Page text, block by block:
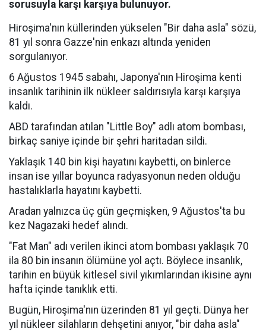
sorusuyla karşı karşıya bulunuyor.
Hiroşima'nın küllerinden yükselen "Bir daha asla" sözü,
81 yıl sonra Gazze'nin enkazı altında yeniden
sorgulanıyor.
6 Ağustos 1945 sabahı, Japonya'nın Hiroşima kenti
insanlık tarihinin ilk nükleer saldırısıyla karşı karşıya
kaldı.
ABD tarafından atılan "Little Boy" adlı atom bombası,
birkaç saniye içinde bir şehri haritadan sildi.
Yaklaşık 140 bin kişi hayatını kaybetti, on binlerce
insan ise yıllar boyunca radyasyonun neden olduğu
hastalıklarla hayatını kaybetti.
Aradan yalnızca üç gün geçmişken, 9 Ağustos'ta bu
kez Nagazaki hedef alındı.
"Fat Man" adı verilen ikinci atom bombası yaklaşık 70
ila 80 bin insanın ölümüne yol açtı. Böylece insanlık,
tarihin en büyük kitlesel sivil yıkımlarından ikisine aynı
hafta içinde tanıklık etti.
Bugün, Hiroşima'nın üzerinden 81 yıl geçti. Dünya her
yıl nükleer silahların dehşetini anıyor, "bir daha asla"